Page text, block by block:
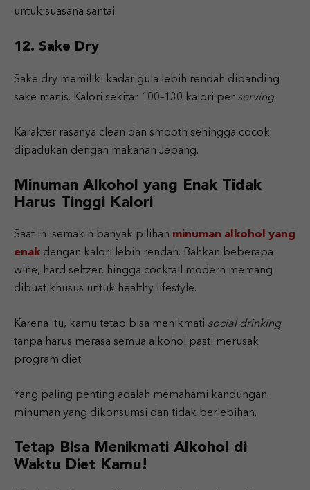
untuk suasana santai.
12. Sake Dry
Sake dry memiliki kadar gula lebih rendah dibanding
sake manis. Kalori sekitar 100–130 kalori per serving.
Karakter rasanya clean dan smooth sehingga cocok
dipadukan dengan makanan Jepang.
Minuman Alkohol yang Enak Tidak
Harus Tinggi Kalori
Saat ini semakin banyak pilihan minuman alkohol yang
enak dengan kalori lebih rendah. Bahkan beberapa
wine, hard seltzer, hingga cocktail modern memang
dibuat khusus untuk healthy lifestyle.
Karena itu, kamu tetap bisa menikmati social drinking
tanpa harus merasa semua alkohol pasti merusak
program diet.
Yang paling penting adalah memahami kandungan
minuman yang dikonsumsi dan tidak berlebihan.
Tetap Bisa Menikmati Alkohol di
Waktu Diet Kamu!